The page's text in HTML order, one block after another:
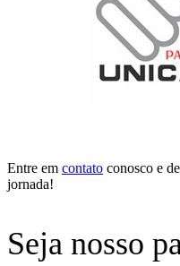
Entre em contato conosco e
jornada!
Seja nosso